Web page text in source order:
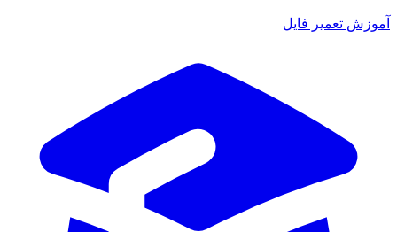
آموزش تعمیر فایل